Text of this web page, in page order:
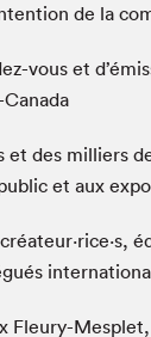
de la
vous et
et des milliers
et aux
Fleury-